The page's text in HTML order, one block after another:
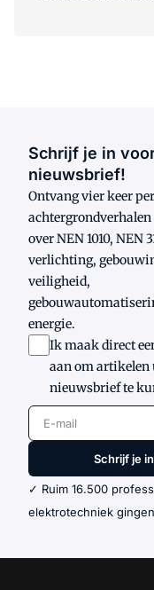
Schrijf je in
nieuwsbrief!
Ontvang vier keer
over NEN 1010, NEN
verlichting,
veiligheid,
energie.
Ik maak direct
aan om artikelen
nieuwsbrief te
E-mail
Schrijf je
✓ Ruim 16.500
elektrotechniek